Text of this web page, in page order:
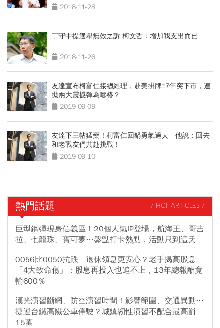
2018-11-28
丁守中提選舉無效之訴 柯文哲：增加我支出而已
2018-11-26
友達宣布柯富仁接總經理，赴美掛牌17年突下市，連
拋兩大震撼彈為哪樁？
2019-09-09
友達下三帖猛藥！柯富仁回鍋勇氣過人 他說：回去
和老戰友們共赴挑戰！
2019-09-10
熱門話題 / HOT ARTICLES /
巨型鋼彈現身信義區！20個人氣IP登場，航海王、哥吉
拉、七龍珠、寶可夢…盤點打卡熱點，活動只到這天
0056比0050抗跌，退休領息更安心？老手揭高股息
「4大致命傷」：股息再投入也追不上，13年總報酬竟
輸600％
漢光演習斷網、防空演習時間！影響範圍、交通異動…
捷運台鐵高鐵公車停駛？城鎮韌性演習不配合最高罰
15萬